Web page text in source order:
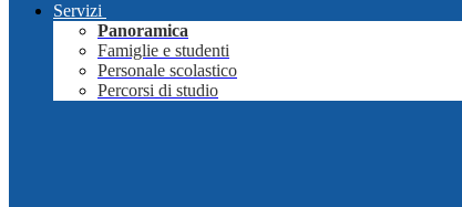
Servizi
Panoramica
Famiglie e studenti
Personale scolastico
Percorsi di studio